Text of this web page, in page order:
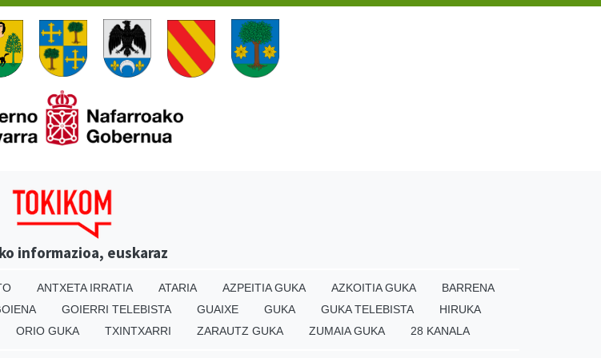
informazioa, euskaraz
ANTXETA IRRATIA ATARIA AZPEITIA GUKA AZKOITIA GUKA
BARRENA
GOIERRI TELEBISTA GUAIXE GUKA GUKA TELEBISTA
HIRUKA
ORIO GUKA TXINTXARRI ZARAUTZ GUKA ZUMAIA GUKA 28 KANALA